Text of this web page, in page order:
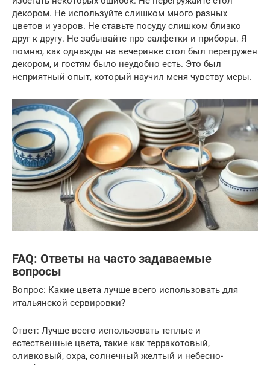
декором. Не используйте слишком много разных
цветов и узоров. Не ставьте посуду слишком близко
друг к другу. Не забывайте про салфетки и приборы. Я
помню, как однажды на вечеринке стол был перегружен
декором, и гостям было неудобно есть. Это был
неприятный опыт, который научил меня чувству меры.
FAQ: Ответы на часто задаваемые
вопросы
Вопрос: Какие цвета лучше всего использовать для
итальянской сервировки?
Ответ: Лучше всего использовать теплые и
естественные цвета, такие как терракотовый,
оливковый, охра, солнечный желтый и небесно-